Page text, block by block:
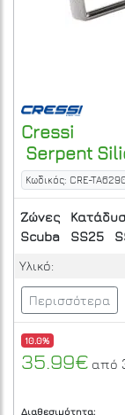
Cressi
Serpent
Κωδικός: CRE-
Ζώνες
Scuba
SS25
Υλικό:
Περισσότερα
10.0%
35.99€ από
Διαθεσιμότητα: